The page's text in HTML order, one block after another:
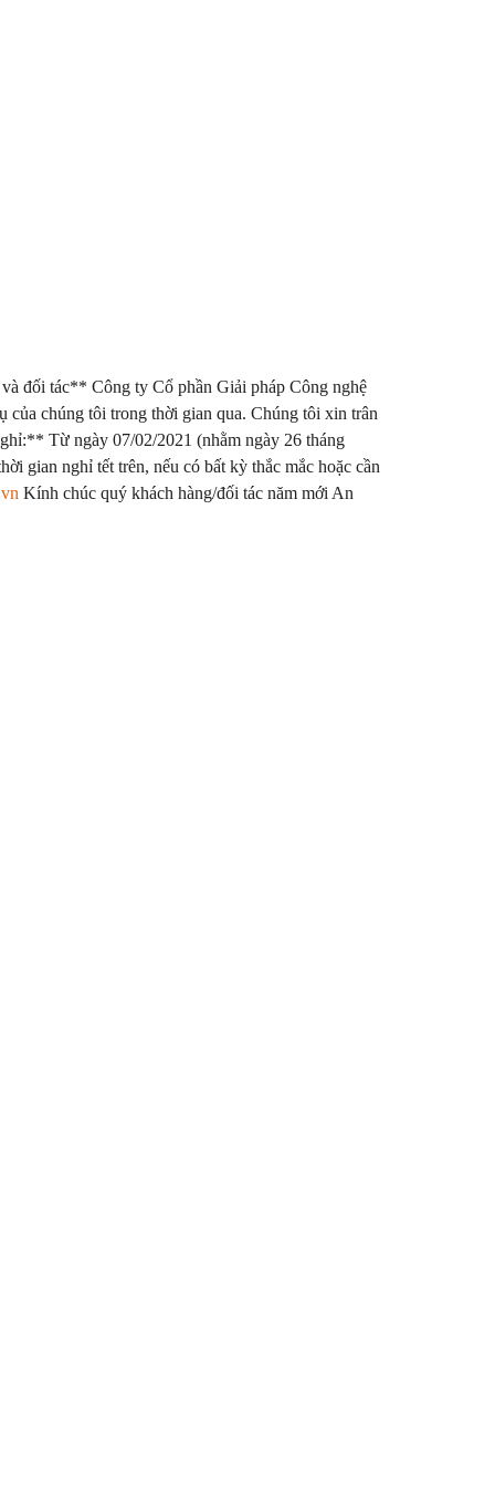
đối tác** Công ty Cổ phần Giải pháp Công nghệ
của chúng tôi trong thời gian qua. Chúng tôi xin trân
Từ ngày 07/02/2021 (nhằm ngày 26 tháng
gian nghỉ tết trên, nếu có bất kỳ thắc mắc hoặc cần
Kính chúc quý khách hàng/đối tác năm mới An